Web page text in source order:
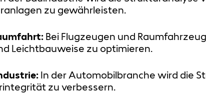
zu gewährleisten.
Bei Flugzeugen und
Leichtbauweise zu optimieren.
In der Automobilbranche wird die
zu verbessern.